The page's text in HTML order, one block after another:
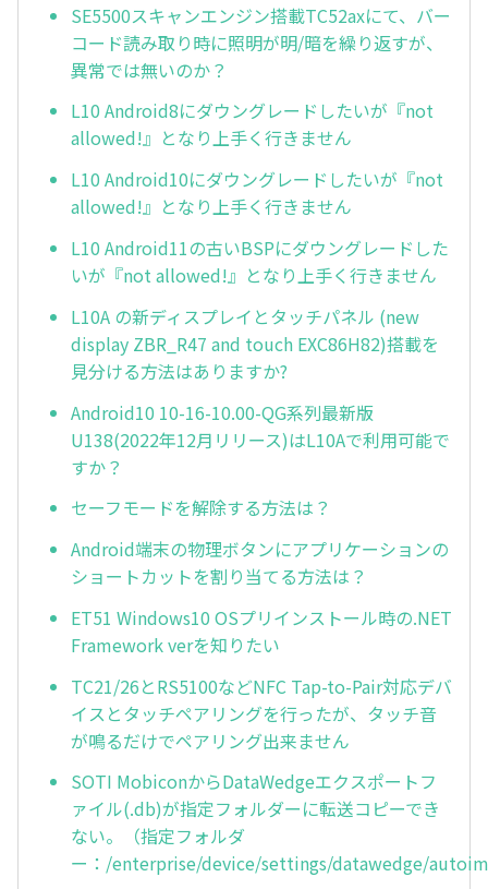
SE5500スキャンエンジン搭載TC52axにて、バー
コード読み取り時に照明が明/暗を繰り返すが、
異常では無いのか？
L10 Android8にダウングレードしたいが『not
allowed!』となり上手く行きません
L10 Android10にダウングレードしたいが『not
allowed!』となり上手く行きません
L10 Android11の古いBSPにダウングレードした
いが『not allowed!』となり上手く行きません
L10A の新ディスプレイとタッチパネル (new
display ZBR_R47 and touch EXC86H82)搭載を
見分ける方法はありますか?
Android10 10-16-10.00-QG系列最新版
U138(2022年12月リリース)はL10Aで利用可能で
すか？
セーフモードを解除する方法は？
Android端末の物理ボタンにアプリケーションの
ショートカットを割り当てる方法は？
ET51 Windows10 OSプリインストール時の.NET
Framework verを知りたい
TC21/26とRS5100などNFC Tap-to-Pair対応デバ
イスとタッチペアリングを行ったが、タッチ音
が鳴るだけでペアリング出来ません
SOTI MobiconからDataWedgeエクスポートフ
ァイル(.db)が指定フォルダーに転送コピーでき
ない。（指定フォルダ
ー：/enterprise/device/settings/datawedge/